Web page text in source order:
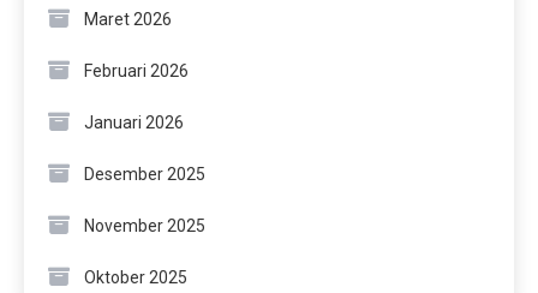
Maret 2026
Februari 2026
Januari 2026
Desember 2025
November 2025
Oktober 2025